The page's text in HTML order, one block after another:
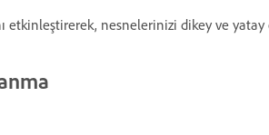
etkinleştirerek, nesnelerinizi dikey ve